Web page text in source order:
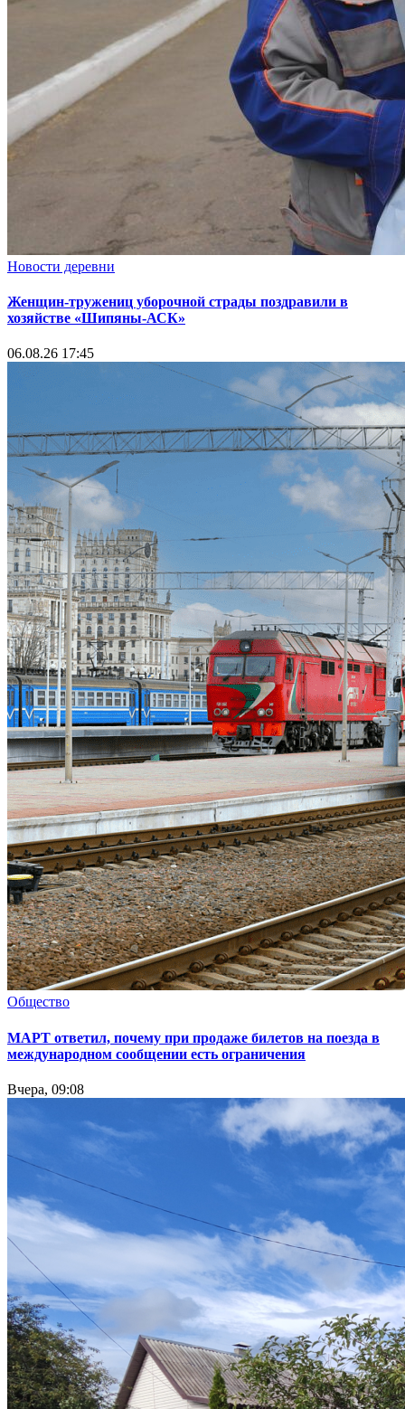
Новости деревни
Женщин-тружениц уборочной страды поздравили в
хозяйстве «Шипяны-АСК»
06.08.26 17:45
Общество
МАРТ ответил, почему при продаже билетов на поезда в
международном сообщении есть ограничения
Вчера, 09:08